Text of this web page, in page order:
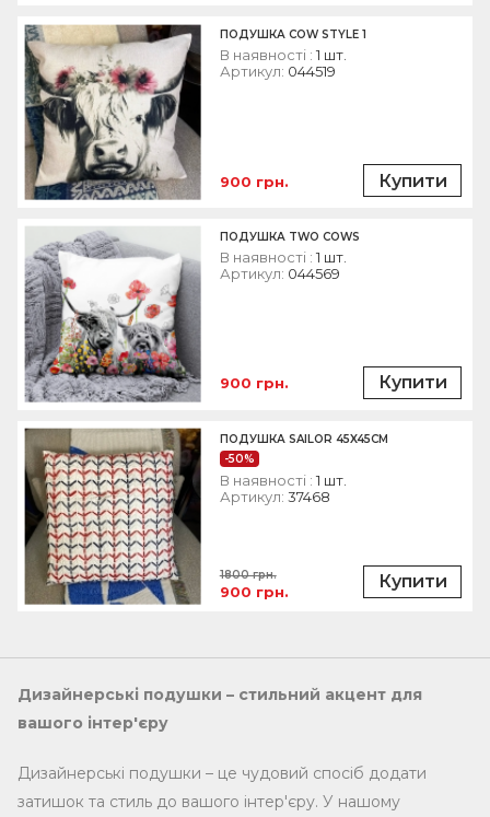
В наявності : 1 шт.
Артикул: 044519
ПОДУШКА COW STYLE 1
900 грн. Купити
В наявності : 1 шт.
Артикул: 044569
ПОДУШКА TWO COWS
900 грн. Купити
В наявності : 1 шт.
Артикул: 37468
-50%
ПОДУШКА SAILOR 45X45CM
1800 грн.
900 грн. Купити
Дизайнерські подушки – стильний акцент для
вашого інтер'єру
Дизайнерські подушки – це чудовий спосіб додати
затишок та стиль до вашого інтер'єру. У нашому